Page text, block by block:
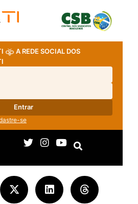
A REDE SOCIAL DOS
Entrar
se